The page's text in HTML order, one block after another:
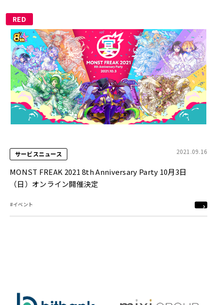
RED
サービスニュース 2021.09.16
MONST FREAK 2021 8th Anniversary Party 10月3日
（日）オンライン開催決定
#イベント